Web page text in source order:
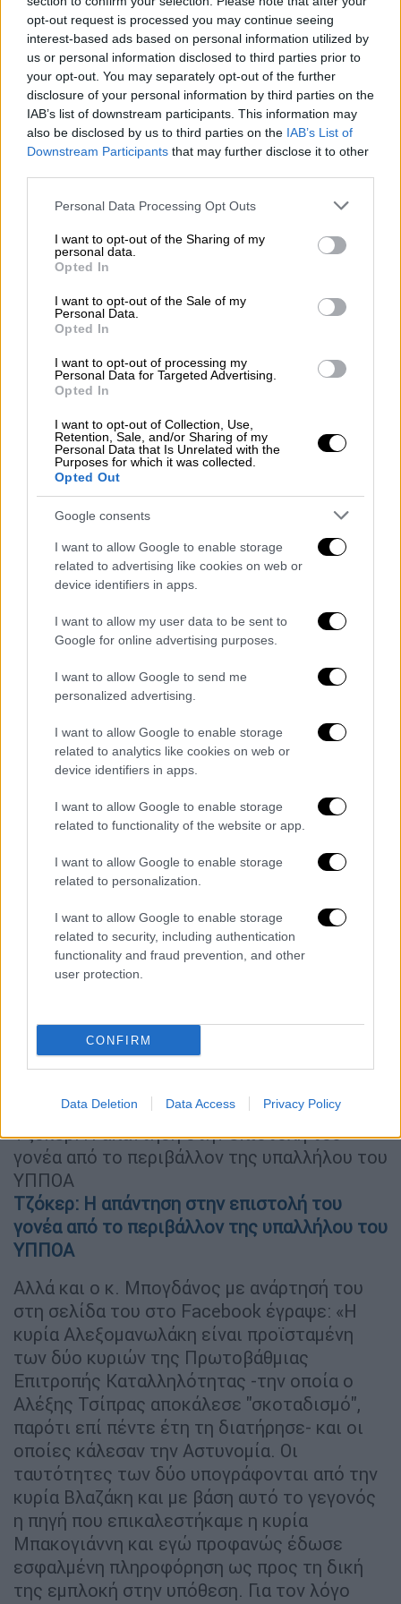
opt-out request is processed you may continue seeing
interest-based ads based on personal information utilized by
us or personal information disclosed to third parties prior to
your opt-out. You may separately opt-out of the further
disclosure of your personal information by third parties on the
IAB’s list of downstream participants. This information may
also be disclosed by us to third parties on the IAB’s List of
Downstream Participants that may further disclose it to other
Please note that this website/app uses one or more Google
not limited to your visit or usage behaviour. You may click to
grant or deny consent to Google and its third-party tags to
use your data for below specified purposes in below Google
consent section.
Personal Data Processing Opt Outs
I want to opt-out of the Sharing of my
personal data.
Opted In
I want to opt-out of the Sale of my
Personal Data.
Opted In
I want to opt-out of processing my
Personal Data for Targeted Advertising.
Opted In
I want to opt-out of Collection, Use,
Retention, Sale, and/or Sharing of my
Personal Data that Is Unrelated with the
Purposes for which it was collected.
Opted Out
Google consents
I want to allow Google to enable storage
related to advertising like cookies on web or
device identifiers in apps.
I want to allow my user data to be sent to
Google for online advertising purposes.
I want to allow Google to send me
personalized advertising.
I want to allow Google to enable storage
related to analytics like cookies on web or
device identifiers in apps.
I want to allow Google to enable storage
related to functionality of the website or app.
I want to allow Google to enable storage
related to personalization.
I want to allow Google to enable storage
related to security, including authentication
functionality and fraud prevention, and other
user protection.
CONFIRM
Data Deletion Data Access Privacy Policy
ταινίας, θα μετατρέπεται σε σαφάρι
προσαγωγών ανηλίκων. Η πολιτική ευθύνη
για αυτό όμως είναι στην κυβέρνηση που
εμπεδώνει αυτό το κλίμα αυταρχισμού!
Ζητάμε να σταματήσει κάθε προσπάθεια
στοχοποίησης των υπαλλήλων του
να υπάρξουν άμεσα οι νομοθετικές
ρυθμίσεις που θα αντικαθιστούν τους
αναχρονιστικούς νόμους (όπως ο νόμος 449
κινηματογράφο!) ώστε να μην ξαναζήσουμε
παρόμοιες σκηνές».
«Συγγνώμη» από Μπακογιάννη και
Μπογδάνο
Εν τω μεταξύ από χθες το απόγευμα η
βουλευτής της Ν.Δ. Ντόρα Μπακογιάννη
ζήτησε συγγνώμη για το σχόλιό της που
αφορούσε τηΜαρία Βλαζάκημε ανάρτηση
στον προσωπικό της λογαριασμό στο Twitter
η Ντόρα Μπακογιάννη. «Λυπάμαι πολύ για το
σημερινό μου σχόλιο που αφορούσε την
κα.Μαρία Βλαζάκη σε σχέση με τους
υπαλλήλους του υπουργείου Πολιτισμού που
συμμετείχαν στην υπόθεση με την
ταινία Joker. Όπως αποδεικνύεται,ουδεμία
σχέση είχε με την υπόθεση και προσωπικά
πηγών» έγραψε η κυρία Μπακογιάννη.
ΣΙΝΕΜΑ 22.10.201918:54
Τζόκερ: Η απάντηση στην επιστολή του
γονέα από το περιβάλλον της υπαλλήλου του
ΥΠΠΟΑ
Τζόκερ: Η απάντηση στην επιστολή του
γονέα από το περιβάλλον της υπαλλήλου του
ΥΠΠΟΑ
Αλλά και ο κ. Μπογδάνος με ανάρτησή του
στη σελίδα του στο Facebook έγραψε: «Η
κυρία Αλεξομανωλάκη είναι προϊσταμένη
των δύο κυριών της Πρωτοβάθμιας
Επιτροπής Καταλληλότητας -την οποία ο
Αλέξης Τσίπρας αποκάλεσε "σκοταδισμό",
παρότι επί πέντε έτη τη διατήρησε- και οι
οποίες κάλεσαν την Αστυνομία. Οι
ταυτότητες των δύο υπογράφονται από την
κυρία Βλαζάκη και με βάση αυτό το γεγονός
η πηγή που επικαλεστήκαμε η κυρία
Μπακογιάννη και εγώ προφανώς έδωσε
εσφαλμένη πληροφόρηση ως προς τη δική
της εμπλοκή στην υπόθεση. Για τον λόγο